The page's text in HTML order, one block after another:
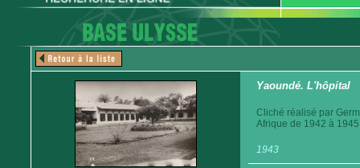
Yaoundé. L'hôpital
Cliché réalisé par
Afrique de 1942 à
1943